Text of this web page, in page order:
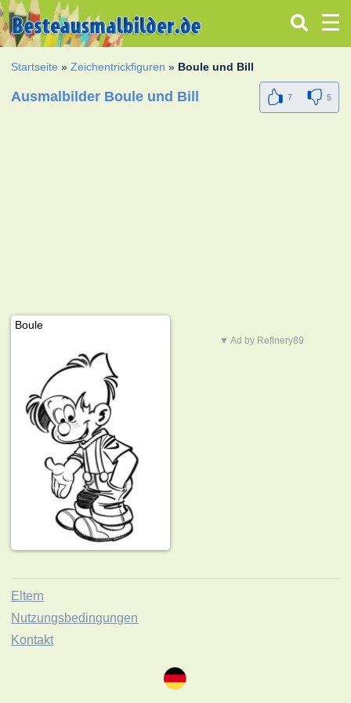
Startseite »Zeichentrickfiguren » Boule und Bill
Ausmalbilder Boule und Bill 7 5
Boule
▼ Ad by Refinery89
Eltern
Nutzungsbedingungen
Kontakt